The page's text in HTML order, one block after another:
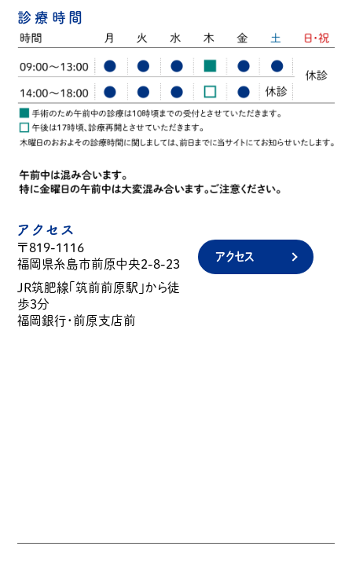
診療時間
アクセス
〒819-1116
福岡県糸島市前原中央2-8-23
JR筑肥線「筑前前原駅」から徒
歩3分
福岡銀行・前原支店前
アクセス